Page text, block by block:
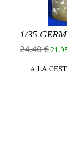
1/35
24.40€ El
A LA